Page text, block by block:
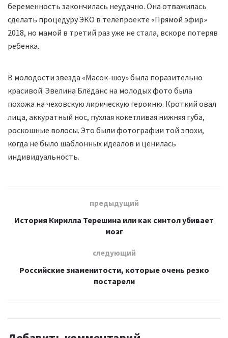
беременность закончилась неудачно. Она отважилась
сделать процедуру ЭКО в телепроекте «Прямой эфир»
2018, но мамой в третий раз уже не стала, вскоре потеряв
ребенка.
В молодости звезда «Масок-шоу» была поразительно
красивой. Эвелина Блёданс на молодых фото была
похожа на чеховскую лирическую героиню. Кроткий овал
лица, аккуратный нос, пухлая кокетливая нижняя губа,
роскошные волосы. Это были фотографии той эпохи,
когда не было шаблонных идеалов и ценилась
индивидуальность.
предыдущий
История Кирилла Терешина или как синтол убивает
мозг
следующий
Российские знаменитости, которые очень резко
постарели